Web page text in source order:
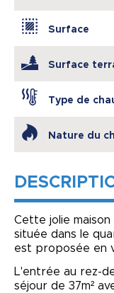
Surface
Surface
Type de
Nature du
Cette jolie
située dans le
est proposée en
L'entrée au rez-
séjour de 37m²